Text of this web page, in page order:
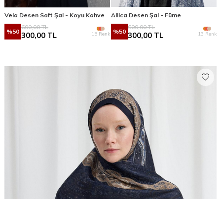
Vela Desen Soft Şal - Koyu Kahve
%50
600,00TL
300,00 TL 15 Renk
Allica Desen Şal - Füme
%50
600,00TL
300,00 TL 13 Renk